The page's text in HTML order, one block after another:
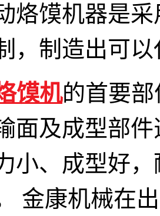
烙馍机器是采
，制造出可
馍机的首要
面及成型部
小、成型好
金康机械在